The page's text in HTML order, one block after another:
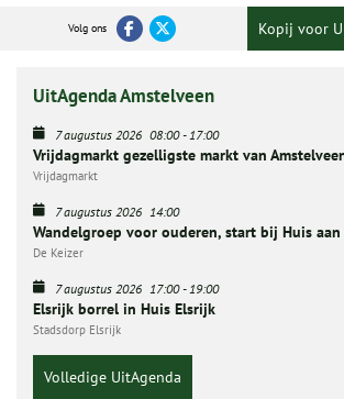
Volg ons Kopij voor
UitAgenda Amstelveen
7 augustus 2026 08:00-17:00
Vrijdagmarkt gezelligste markt van
Vrijdagmarkt
7 augustus 2026 14:00
Wandelgroep voor ouderen, start bij Huis aan
De Keizer
7 augustus 2026 17:00-19:00
Elsrijk borrel in Huis Elsrijk
Stadsdorp Elsrijk
Volledige UitAgenda